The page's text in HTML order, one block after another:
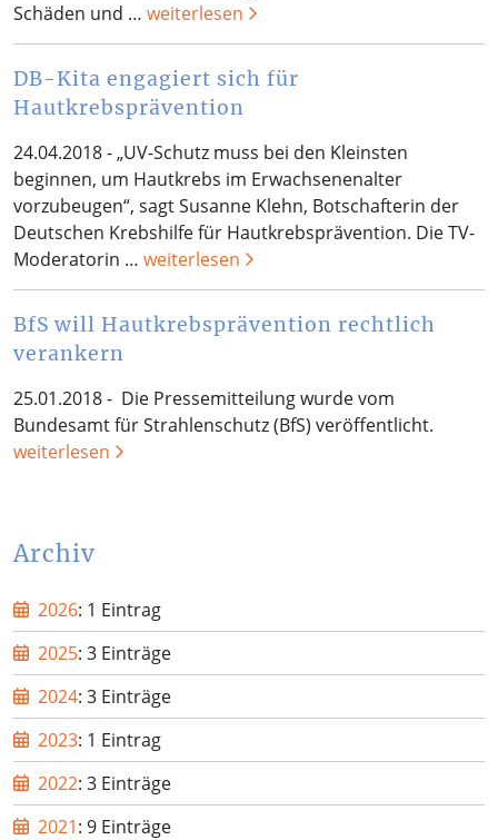
Schäden und … weiterlesen
DB-Kita engagiert sich für
Hautkrebsprävention
24.04.2018 - „UV-Schutz muss bei den Kleinsten
beginnen, um Hautkrebs im Erwachsenenalter
vorzubeugen“, sagt Susanne Klehn, Botschafterin der
Deutschen Krebshilfe für Hautkrebsprävention. Die TV-
Moderatorin … weiterlesen
BfS will Hautkrebsprävention rechtlich
verankern
25.01.2018 - Die Pressemitteilung wurde vom
Bundesamt für Strahlenschutz (BfS) veröffentlicht.
weiterlesen
Archiv
2026: 1 Eintrag
2025: 3 Einträge
2024: 3 Einträge
2023: 1 Eintrag
2022: 3 Einträge
2021: 9 Einträge